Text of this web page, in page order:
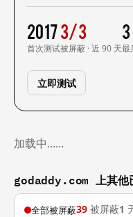
2017
首次测试
3/3
被屏蔽 · 近 90 天最
立即测试
加载中……
godaddy.com 上其他
全部被屏蔽39 被屏蔽1